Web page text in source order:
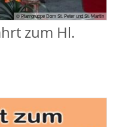
© Pfarrgruppe Dom St. Peter und St. Martin
zum Hl.